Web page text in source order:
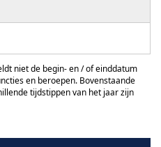
niet de begin- en / of einddatum
en beroepen. Bovenstaande
tijdstippen van het jaar zijn